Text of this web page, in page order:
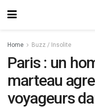
Home Buzz / Insolite
Paris : un
marteau
voyageurs